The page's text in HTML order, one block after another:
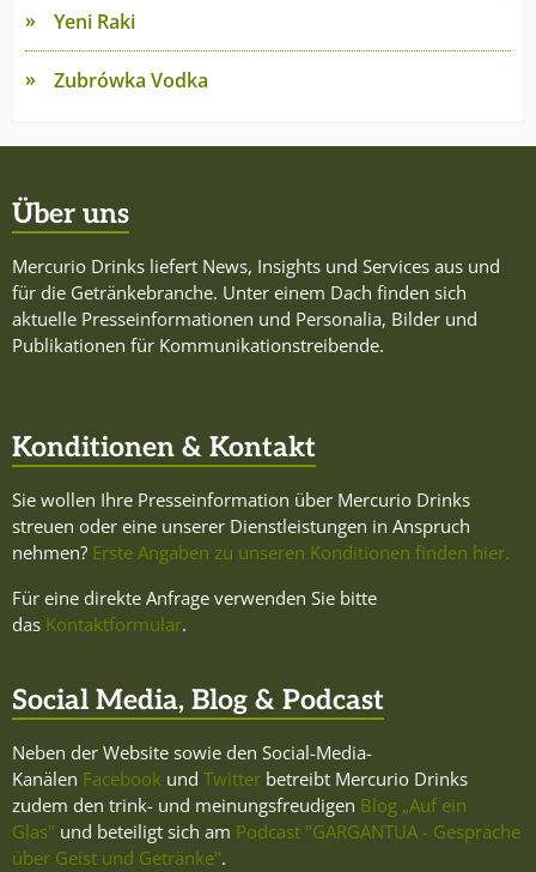
Yeni Raki
Zubrówka Vodka
Über uns
Mercurio Drinks liefert News, Insights und Services aus und
für die Getränkebranche. Unter einem Dach finden sich
aktuelle Presseinformationen und Personalia, Bilder und
Publikationen für Kommunikationstreibende.
Konditionen & Kontakt
Sie wollen Ihre Presseinformation über Mercurio Drinks
streuen oder eine unserer Dienstleistungen in Anspruch
nehmen? Erste Angaben zu unseren Konditionen finden hier.
Für eine direkte Anfrage verwenden Sie bitte
das Kontaktformular.
Social Media, Blog & Podcast
Neben der Website sowie den Social-Media-
Kanälen Facebook und Twitter betreibt Mercurio Drinks
zudem den trink- und meinungsfreudigen Blog „Auf ein
Glas" und beteiligt sich am Podcast "GARGANTUA - Gespräche
über Geist und Getränke".